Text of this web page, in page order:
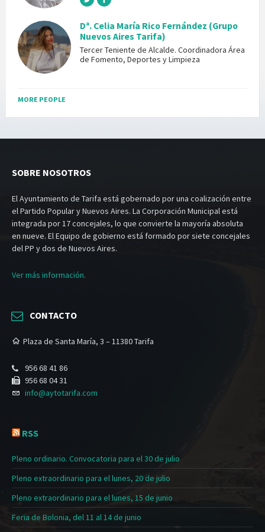
Dª. Celia María Rico Fernández (Grupo
Nuevos Aires Tarifa)
Tercer Teniente de Alcalde. Coordinadora Área
de Fomento, Deportes y Limpieza
MORE PEOPLE
SOBRE NOSOTROS
El Ayuntamiento de Tarifa está gobernado por una coalización entre
el Partido Popular y Nuevos Aires. La Corporación Municipal está
integrada por 17 concejales, lo que convierte la mayoría absoluta
en nueve. El Equipo de gobierno está formado por siete concejales
del PP y dos de Nuevos Aires.
Ver más información.
CONTACTO
Plaza de Santa María, 3 – 11380 Tarifa
956 68 41 86
956 68 04 31
info@aytotarifa.com
RSS
Pleno ordinario. Convocatoria para el 30 de julio
Pleno extraordinario para el lunes, 20 de julio
Pleno extraordinario para el lunes, 15 de junio
Feria de Bolonia, del 11 al 14 de junio